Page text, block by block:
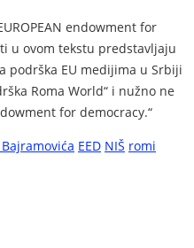
endowment for
u ovom tekstu predstavljaju
podrška EU medijima u Srbiji
Roma World“ i nužno ne
for democracy.“
EED NIŠ romi